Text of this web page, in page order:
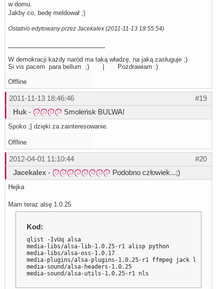
w domu.
Jakby co, bedę meldował ;)
Ostatnio edytowany przez Jacekalex (2011-11-13 18:55:54)
W demokracji każdy naród ma taką władzę, na jaką zasługuje ;)
Si vis pacem para bellum ;) | Pozdrawiam :)
Offline
#19
2011-11-13 18:46:46
Huk - Smoleńsk BULWA!
Spoko ;] dzięki za zainteresowanie.
Offline
#20
2012-04-01 11:10:44
Jacekalex - Podobno człowiek...;)
Hejka
Mam teraz alsę 1.0.25
Kod:
qlist -IvUq alsa
media-libs/alsa-lib-1.0.25-r1 alisp python
media-libs/alsa-oss-1.0.17
media-plugins/alsa-plugins-1.0.25-r1 ffmpeg jack
media-sound/alsa-headers-1.0.25
media-sound/alsa-utils-1.0.25-r1 nls